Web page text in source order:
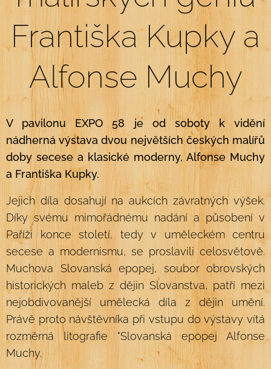
Františka Kupky a
Alfonse Muchy
V pavilonu EXPO 58 je od soboty k vidění
nádherná výstava dvou největších českých malířů
doby secese a klasické moderny, Alfonse Muchy
a Františka Kupky.
Jejich díla dosahují na aukcích závratných výšek.
Díky svému mimořádnému nadání a působení v
Paříži konce století, tedy v uměleckém centru
secese a modernismu, se proslavili celosvětově.
Muchova Slovanská epopej, soubor obrovských
historických maleb z dějin Slovanstva, patří mezi
nejobdivovanější umělecká díla z dějin umění.
Právě proto návštěvníka při vstupu do výstavy vítá
rozměrná litografie "Slovanská epopej Alfonse
Muchy.